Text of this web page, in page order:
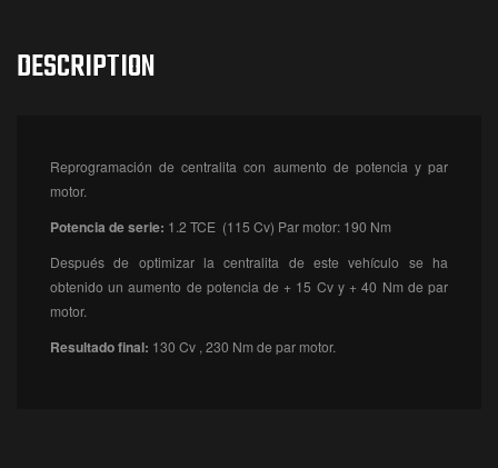
DESCRIPTION
Reprogramación de centralita con aumento de potencia y par
motor.
Potencia de serie: 1.2 TCE (115 Cv) Par motor: 190 Nm
Después de optimizar la centralita de este vehículo se ha
obtenido un aumento de potencia de + 15 Cv y + 40 Nm de par
motor.
Resultado final: 130 Cv , 230 Nm de par motor.